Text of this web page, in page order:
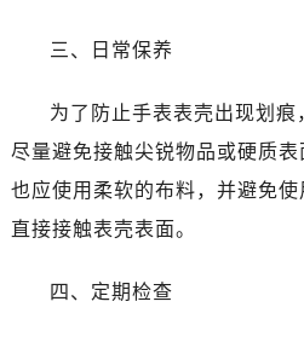
三、日常保养
为了防止手表表壳出现划
尽量避免接触尖锐物品或硬质
也应使用柔软的布料，并避免
直接接触表壳表面。
四、定期检查